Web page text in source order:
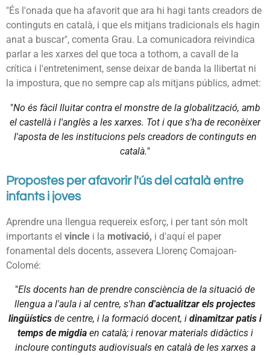
"És l'onada que ha afavorit que ara hi hagi tants creadors de
continguts en català, i que els mitjans tradicionals els hagin
anat a buscar", comenta Grau. La comunicadora reivindica
parlar a les xarxes del que toca a tothom, a cavall de la
crítica i l'entreteniment, sense deixar de banda la llibertat ni
la impostura, que no sempre cap als mitjans públics, admet:
"No és fàcil lluitar contra el monstre de la globalització, amb
el castellà i l'anglès a les xarxes. Tot i que s'ha de reconèixer
l'aposta de les institucions pels creadors de continguts en
català."
Propostes per afavorir l'ús del català entre
infants i joves
Aprendre una llengua requereix esforç, i per tant són molt
importants el vincle i la motivació, i d'aquí el paper
fonamental dels docents, assevera Llorenç Comajoan-
Colomé:
"Els docents han de prendre consciència de la situació de
llengua a l'aula i al centre, s'han d'actualitzar els projectes
lingüístics de centre, i la formació docent, i dinamitzar patis i
temps de migdiaen català; i renovar materials didàctics i
incloure continguts audiovisuals en català de les xarxes a